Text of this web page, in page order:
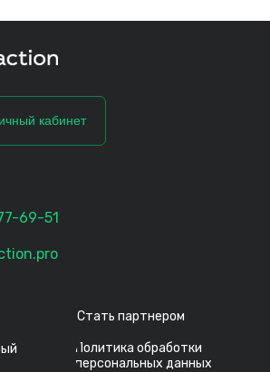
кабинет
Стать партнером
69-51
Политика обработки
персональных данных